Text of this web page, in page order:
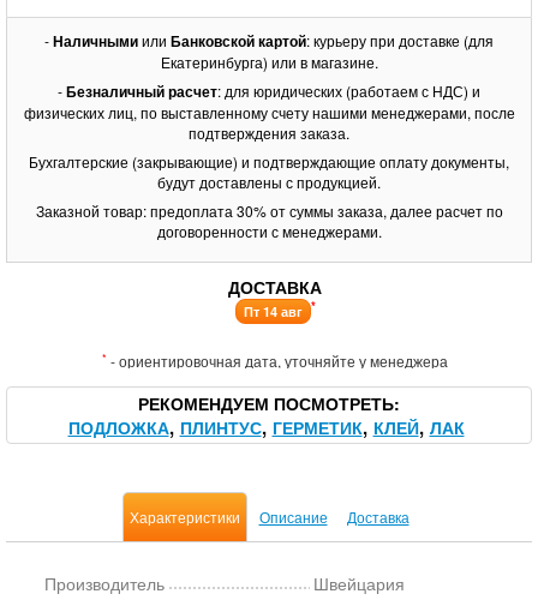
-Наличнымиили Банковской картой: курьеру при доставке (для
Екатеринбурга) или в магазине.
-Безналичный расчет: для юридических (работаем с НДС) и
физических лиц, по выставленному счету нашими менеджерами, после
подтверждения заказа.
Бухгалтерские (закрывающие) и подтверждающие оплату документы,
будут доставлены с продукцией.
Заказной товар: предоплата 30% от суммы заказа, далее расчет по
договоренности с менеджерами.
ДОСТАВКА
Пт 14 авг *
* - ориентировочная дата, уточняйте у менеджера
РЕКОМЕНДУЕМ ПОСМОТРЕТЬ
ПОДЛОЖКА ПЛИНТУС ГЕРМЕТИК КЛЕЙ ЛАК
Характеристики Описание Доставка
Производитель
Швейцария